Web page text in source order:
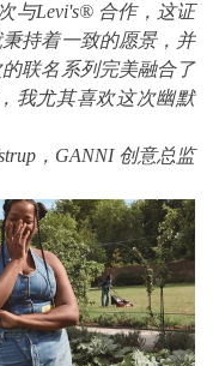
Levi's® 合作，这证
持着一致的愿景，并
联名系列完美融合了
我尤其喜欢这次幽默
，GANNI 创意总监